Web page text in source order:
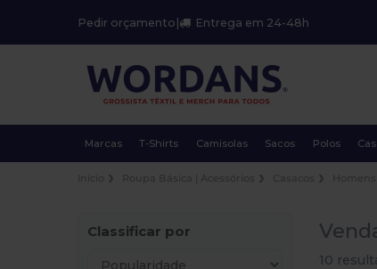
Pedir orçamento | Entrega em 24-48h
Marcas T-Shirts Camisolas Sacos Polos
Classificar por
10